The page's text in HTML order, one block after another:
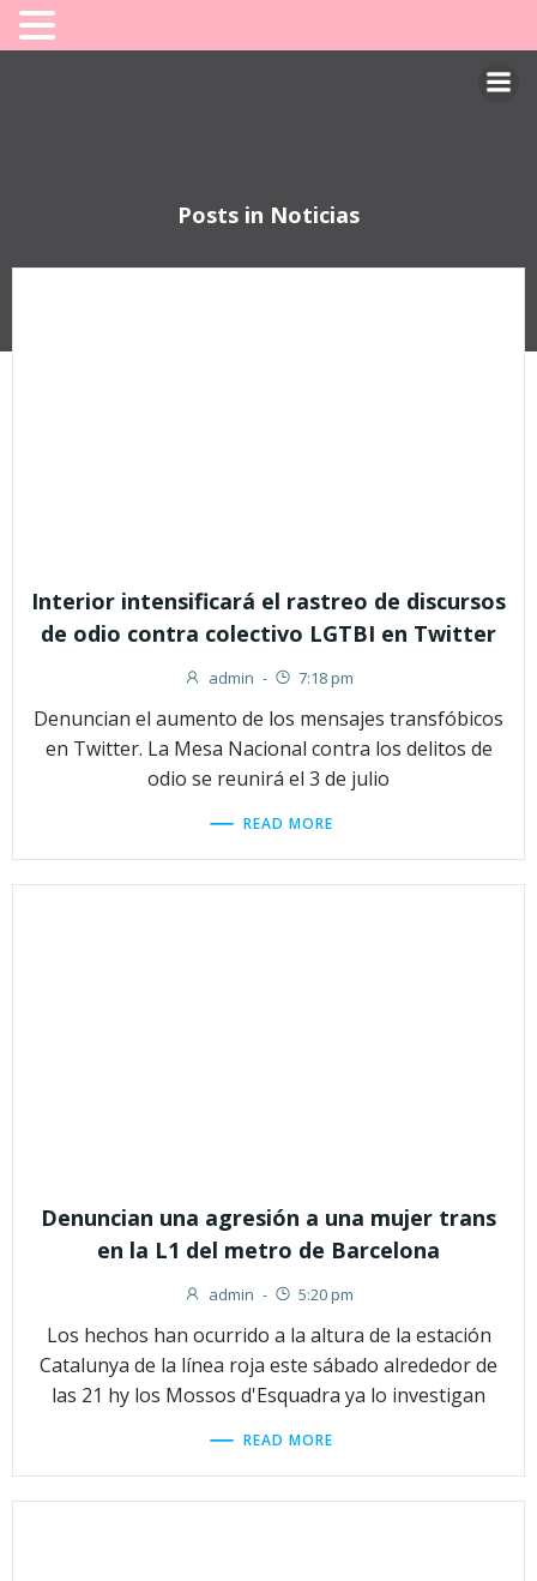
Posts in Noticias
Interior intensificará el rastreo de discursos
de odio contra colectivo LGTBI en Twitter
admin - 7:18 pm
Denuncian el aumento de los mensajes transfóbicos
en Twitter. La Mesa Nacional contra los delitos de
odio se reunirá el 3 de julio
READ MORE
Denuncian una agresión a una mujer trans
en la L1 del metro de Barcelona
admin - 5:20 pm
Los hechos han ocurrido a la altura de la estación
Catalunya de la línea roja este sábado alrededor de
las 21 hy los Mossos d'Esquadra ya lo investigan
READ MORE